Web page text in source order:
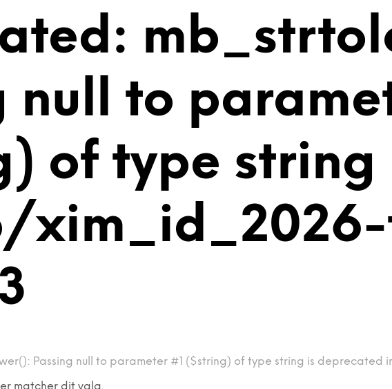
null to
of type string
Passing null to parameter #1 ($string) of type string is deprecated